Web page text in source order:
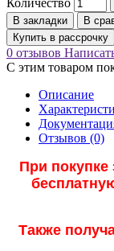
В закладки
В
Купить в рассрочку
0 отзывов
С этим товаром
Описание
Отзывов (0)
При покупке
Также